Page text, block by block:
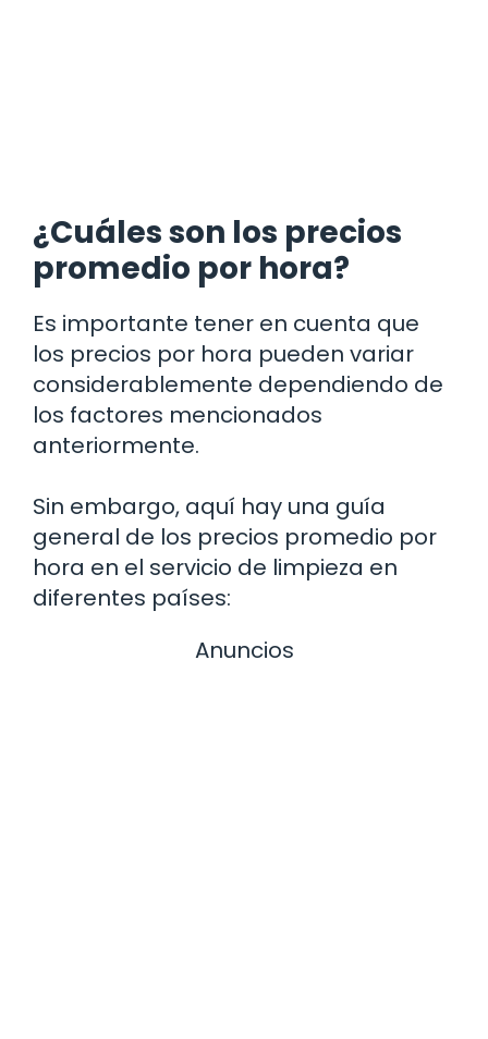
¿Cuáles son los precios
promedio por hora?
Es importante tener en cuenta que
los precios por hora pueden variar
considerablemente dependiendo de
los factores mencionados
anteriormente.
Sin embargo, aquí hay una guía
general de los precios promedio por
hora en el servicio de limpieza en
diferentes países:
Anuncios